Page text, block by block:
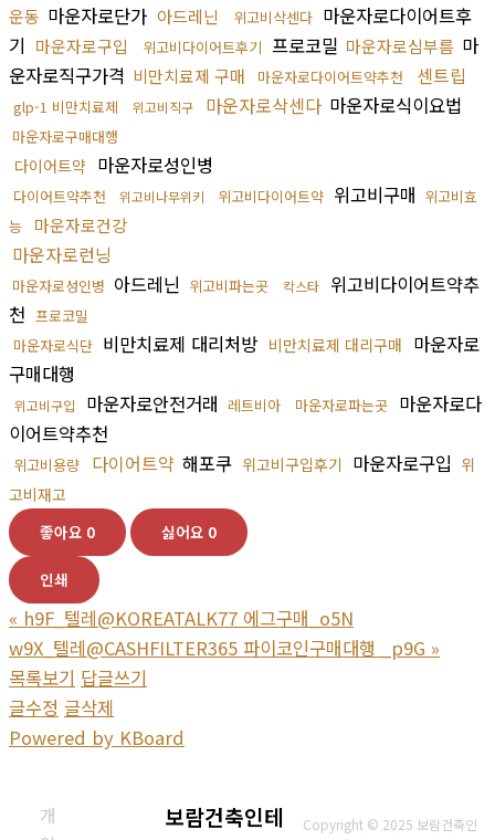
운동 마운자로단가 아드레닌 위고비삭센다 마운자로다이어트후
기 마운자로구입 위고비다이어트후기 프로코밀 마운자로심부름 마
운자로직구가격 비만치료제 구매 마운자로다이어트약추천 센트립
glp-1 비만치료제 위고비직구 마운자로삭센다 마운자로식이요법
마운자로구매대행
다이어트약 마운자로성인병
다이어트약추천 위고비나무위키 위고비다이어트약 위고비구매 위고비효
능
마운자로건강
마운자로런닝
마운자로성인병 아드레닌 위고비파는곳 칵스타
위고비다이어트약추
천 프로코밀
마운자로식단 비만치료제 대리처방 비만치료제 대리구매 마운자로
구매대행
위고비구입 마운자로안전거래 레트비아 마운자로파는곳 마운자로다
이어트약추천
위고비용량 다이어트약 해포쿠 위고비구입후기 마운자로구입 위
고비재고
좋아요 0 싫어요 0
인쇄
« h9F_텔레@KOREATALK77 에그구매_o5N
w9X_텔레@CASHFILTER365 파이코인구매대행 _p9G »
목록보기 답글쓰기
글수정 글삭제
Powered by KBoard
개
보람건축인테
Copyright © 2025 보람건축인